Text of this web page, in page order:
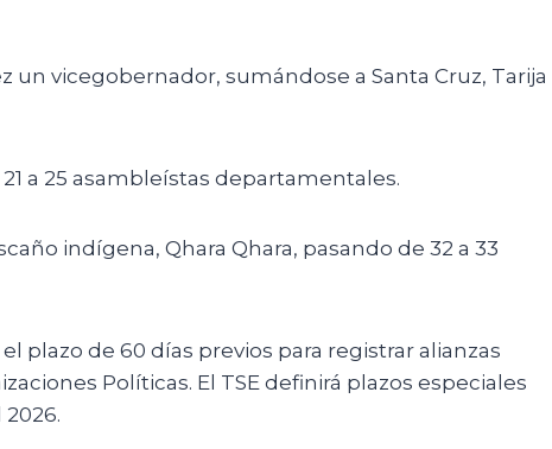
un vicegobernador, sumándose a Santa Cruz, Tarija
a 25 asambleístas departamentales.
indígena, Qhara Qhara, pasando de 32 a 33
plazo de 60 días previos para registrar alianzas
Políticas. El TSE definirá plazos especiales